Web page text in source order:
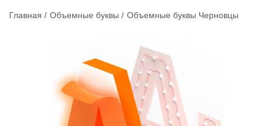
Главная Объемные буквы Объемные буквы Черновцы